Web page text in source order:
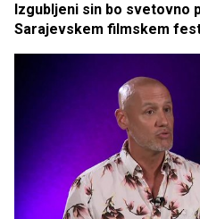
Izgubljeni sin bo svetovno
Sarajevskem filmskem